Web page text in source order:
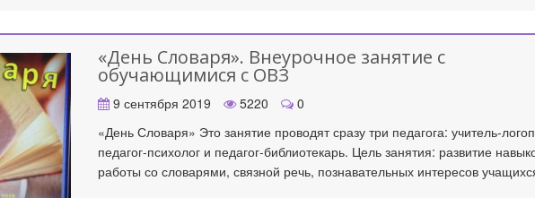
«День Словаря». Внеурочное занятие с
обучающимися с ОВЗ
9 сентября 2019 5220
0
«День Словаря» Это занятие проводят сразу три педагога: учитель-
педагог-психолог и педагог-библиотекарь. Цель занятия: развитие
работы со словарями, связной речь, познавательных интересов